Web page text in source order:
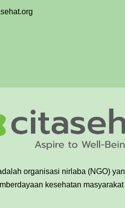
organisasi nirlaba (NGO)
kesehatan